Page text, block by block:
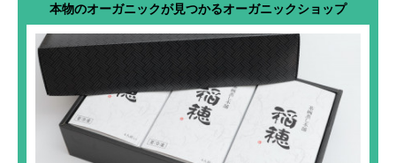
本物のオーガニックが見つかるオーガニックショップ